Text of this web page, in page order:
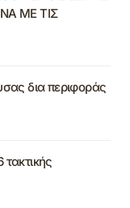
ΜΕ ΤΙΣ
δια περιφοράς